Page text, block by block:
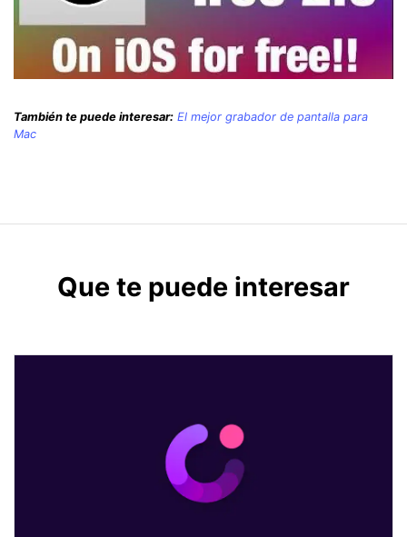
También te puede interesar: El mejor grabador de pantalla para
Mac
Que te puede interesar